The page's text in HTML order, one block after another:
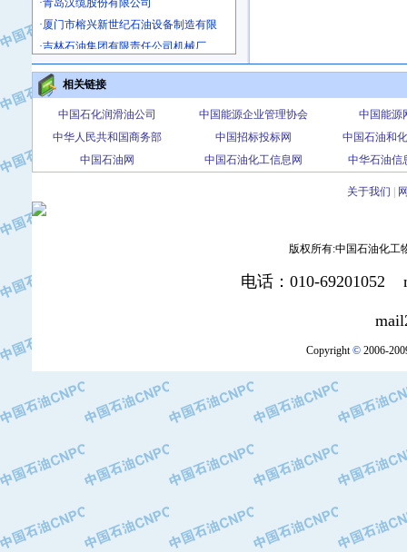
·大港油田集团中成机械制造有限公司
·承德司达石油装备开发公司
·大港油田集团中成机械制造有限公司
·四川明星电缆有限公司
·中国石油大庆石油化工总厂
·北京三盈联合石油技术有限公司
·北京长空工业有限公司
·河北保定天威集团特变电气有限公司
·中国石油抚顺石化公司
·托肯恒山科技（广州）有限公司
·中国石油兰州石油化工公司
·大庆油田有限责任公司
·中国石油辽河油田分公司
相关链接
中国石化润滑油公司 中国能源企业管理协会
中国能源
中华人民共和国商务部
中国招标投标网
中国石油和
中国石油网
中国石油化工信息网 中华石油信
关于我们
版权所有:中国石油化工
电话：010-69201052
Copyright©2006-